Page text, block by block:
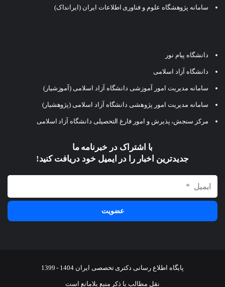
سامانه پژوهشگاه علوم و فناوری اطلاعات ایران (ایرانداک)
دانشگاه پیام نور
دانشگاه آزاد اسلامی
سامانه مدیریت امور آموزشی دانشگاه آزاد اسلامی (آموزشیار)
سامانه مدیریت امور پژوهشی دانشگاه آزاد اسلامی (پژوهشیار)
مرکز سنجش، پذیرش و امور فارغ التحصیلی دانشگاه آزاد اسلامی
با اشتراک در خبرنامه ما
جدیدترین اخبار را در ایمیل خود دریافت کنید!
پایگاه اطلاع رسانی دکتری تخصصی ایران 1404 - 1399
نقل مطالب با ذکر منبع بلامانع است